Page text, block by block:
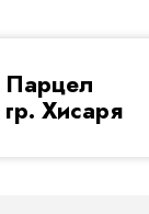
Парцел
гр. Хисаря